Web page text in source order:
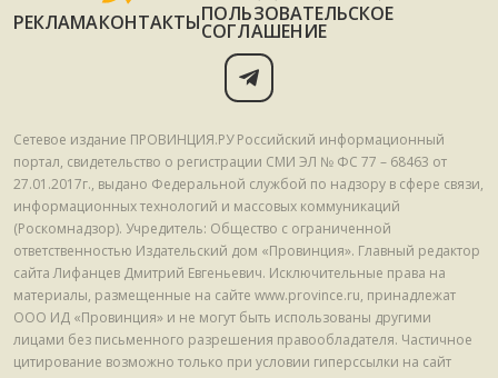
РЕКЛАМАКОНТАКТЫПОЛЬЗОВАТЕЛЬСКОЕ
СОГЛАШЕНИЕ
Сетевое издание ПРОВИНЦИЯ.РУ Российский информационный
портал, свидетельство о регистрации СМИ ЭЛ № ФС 77 – 68463 от
27.01.2017г., выдано Федеральной службой по надзору в сфере связи,
информационных технологий и массовых коммуникаций
(Роскомнадзор). Учредитель: Общество с ограниченной
ответственностью Издательский дом «Провинция». Главный редактор
сайта Лифанцев Дмитрий Евгеньевич. Исключительные права на
материалы, размещенные на сайте www.province.ru, принадлежат
ООО ИД «Провинция» и не могут быть использованы другими
лицами без письменного разрешения правообладателя. Частичное
цитирование возможно только при условии гиперссылки на сайт